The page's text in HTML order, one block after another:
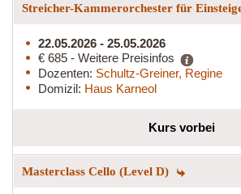
Streicher-Kammerorchester für
22.05.2026 - 25.05.2026
€ 685 - Weitere Preisinfos
Dozenten: Schultz-Greiner, Regine
Domizil: Haus Karneol
Kurs vorbei
Masterclass Cello (Level D)